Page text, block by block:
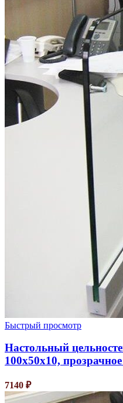
Быстрый просмотр
Настольный
100х50х10,
7140 ₽